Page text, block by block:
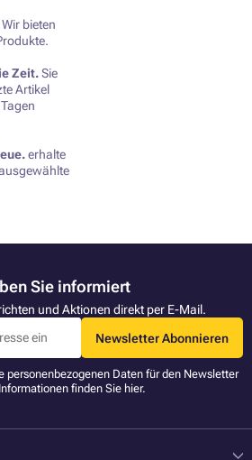
Wir bieten
Zeit.Sie
Artikel
erhalte
Sie informiert
und Aktionen direkt per E-Mail.
Newsletter Abonnieren
personenbezogenen Daten für den Newsletter
finden Sie hier.